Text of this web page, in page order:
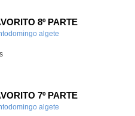
8º PARTE
algete
7º PARTE
algete